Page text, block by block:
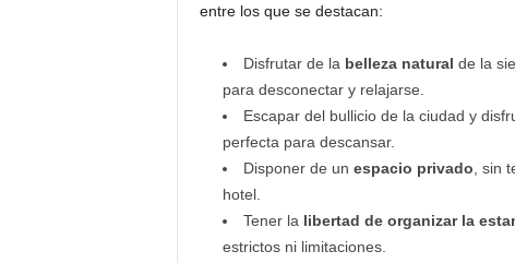
entre los que se destacan:
Disfrutar de la belleza natural de la
para desconectar y relajarse.
Escapar del bullicio de la ciudad y
perfecta para descansar.
Disponer de un espacio privado , sin
hotel.
Tener la libertad de organizar la
estrictos ni limitaciones.